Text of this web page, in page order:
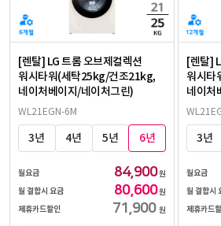
[렌탈] LG 트롬 오브제컬렉션
워시타워(세탁25kg/건조21kg,
네이처베이지/네이처그린)
WL21EGN-6M
3년 4년 5년 6년
월요금 84,900원
월 결합시 요금
80,600원
제휴카드할인
71,900 원
[렌탈]
워시타
네이처
3년
월요금
월 결합시
제휴카드